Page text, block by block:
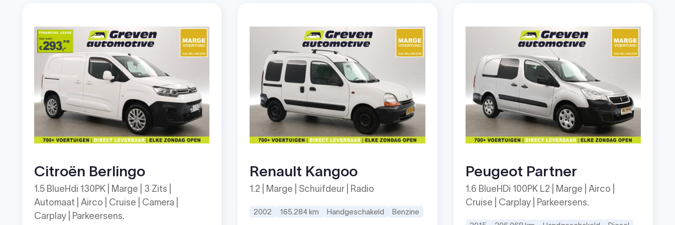
Citroën Berlingo
1.5 BlueHdi 130PK | Marge | 3 Zits |
Automaat | Airco | Cruise | Camera |
Carplay | Parkeersens.
Renault Kangoo
1.2 | Marge | Schuifdeur | Radio
2002 165.284 km Handgeschakeld Benzine
Peugeot Partner
1.6 BlueHDi 100PK L2 | Marge | Airco |
Cruise | Carplay | Parkeersens.